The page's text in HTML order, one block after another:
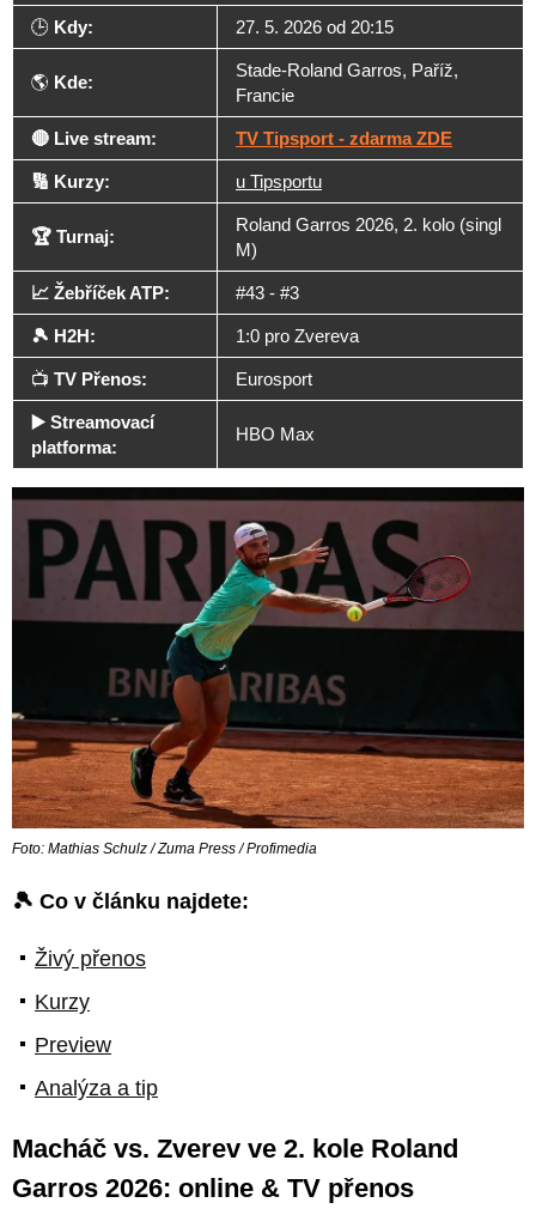
🕒 Kdy: 27. 5. 2026 od 20:15
🌎 Kde:
Stade-Roland Garros, Paříž,
Francie
🔴 Live stream: TV Tipsport - zdarma ZDE
🔢 Kurzy: u Tipsportu
🏆 Turnaj:
Roland Garros 2026, 2. kolo (singl
M)
📈 Žebříček ATP: #43 - #3
🎾 H2H: 1:0 pro Zvereva
📺 TV Přenos: Eurosport
▶️ Streamovací
platforma:
HBO Max
Foto: Mathias Schulz / Zuma Press / Profimedia
🎾 Co v článku najdete:
Živý přenos
Kurzy
Preview
Analýza a tip
Macháč vs. Zverev ve 2. kole Roland
Garros 2026: online & TV přenos